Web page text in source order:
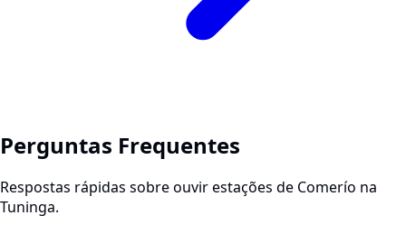
Perguntas Frequentes
Respostas rápidas sobre ouvir estações de Comerío na
Tuninga.